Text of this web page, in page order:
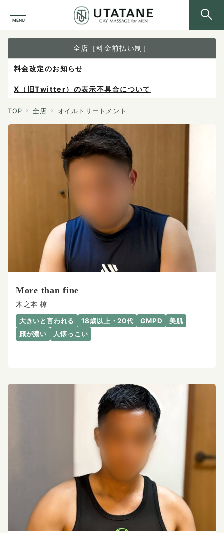
MENU
全店［料金前払い制］
X（旧Twitter）の表示不具合について
ご予約は各店へ直接お問い合わせください。
料金は当日施術前にお支払いください。
感染症防止対策について
料金改定のお知らせ
TOP 全店 オイルトリートメント
More than fine
木之本 椋
大きいと言われる 18歳以上・20代 GMPD
美肌
顔が濃い
人懐っこい